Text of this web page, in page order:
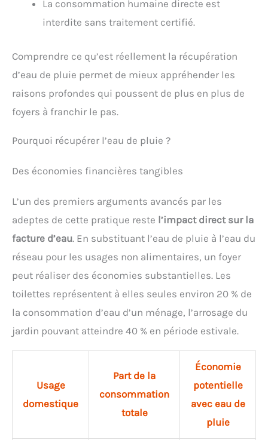
La consommation humaine directe est
interdite sans traitement certifié.
Comprendre ce qu’est réellement la récupération
d’eau de pluie permet de mieux appréhender les
raisons profondes qui poussent de plus en plus de
foyers à franchir le pas.
Pourquoi récupérer l’eau de pluie ?
Des économies financières tangibles
L’un des premiers arguments avancés par les
adeptes de cette pratique reste l’impact direct sur la
facture d’eau. En substituant l’eau de pluie à l’eau du
réseau pour les usages non alimentaires, un foyer
peut réaliser des économies substantielles. Les
toilettes représentent à elles seules environ 20 % de
la consommation d’eau d’un ménage, l’arrosage du
jardin pouvant atteindre 40 % en période estivale.
Usage
domestique
Part de la
consommation
totale
Économie
potentielle
avec eau de
pluie